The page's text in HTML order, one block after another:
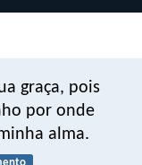
graça, pois
por onde
alma.